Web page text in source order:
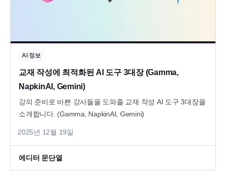
AI 정보
교재 작성에 최적화된 AI 도구 3대장 (Gamma,
NapkinAI, Gemini)
강의 준비로 바쁜 강사들을 도와줄 교재 작성 AI 도구 3대장을
소개합니다. (Gamma, NapkinAI, Gemini)
2025년 12월 19일
에디터 문단열